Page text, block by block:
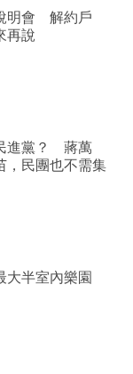
明會 解約戶
再說
進黨？ 蔣萬
，民團也不需集
大半室內樂園